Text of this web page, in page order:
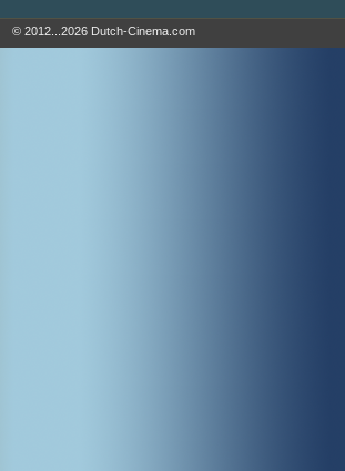
© 2012...2026 Dutch-Cinema.com